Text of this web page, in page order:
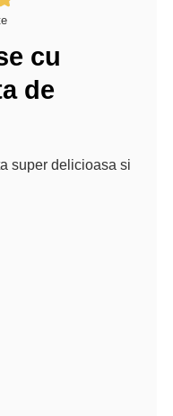
cu
de
super delicioasa si